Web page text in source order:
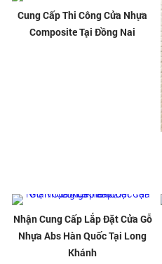
Cung Cấp Thi Công Cửa Nhựa
Composite Tại Đồng Nai
Nhận Cung Cấp Lắp Đặt Cửa Gỗ
Nhựa Abs Hàn Quốc Tại Long
Khánh